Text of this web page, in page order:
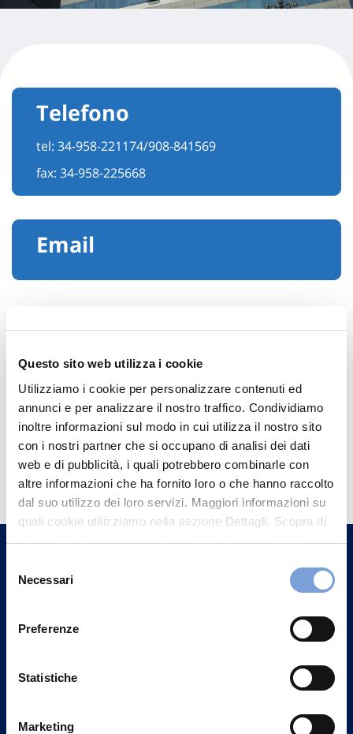
Questo sito web utilizza i cookie
Utilizziamo i cookie per personalizzare contenuti ed
annunci e per analizzare il nostro traffico. Condividiamo
inoltre informazioni sul modo in cui utilizza il nostro sito
con i nostri partner che si occupano di analisi dei dati
web e di pubblicità, i quali potrebbero combinarle con
altre informazioni che ha fornito loro o che hanno raccolto
dal suo utilizzo dei loro servizi. Maggiori informazioni su
quali cookie utilizziamo nella sezione Dettagli. Scopra di
più su chi siamo, come può contattarci e come trattiamo i
può trovare nel footer del sito nella sezione "Informativa
delNecessari
Preferenze
Statistiche
Marketing
Telefono
tel: 34-958-221174/908-841569
fax: 34-958-225668
Email
Hai bisogno di
informazioni?
Trova l'Agenzia più vicina a te e parla con
Contattaci